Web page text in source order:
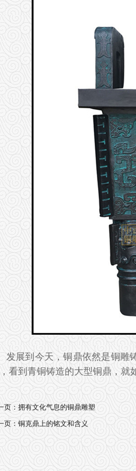
发展到今天，铜鼎依然是铜雕
看到青铜铸造的大型铜鼎，就
页： 拥有文化气息的铜鼎雕塑
页： 铜克鼎上的铭文和含义